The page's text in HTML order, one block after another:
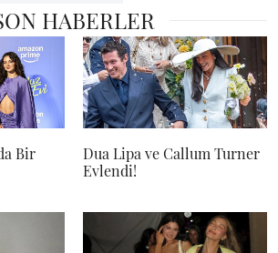
HABERLER
Bir
Dua Lipa ve Callum Turner
Evlendi!